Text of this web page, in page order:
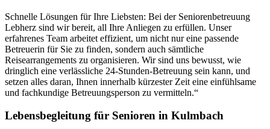
Schnelle Lösungen für Ihre Liebsten: Bei der Seniorenbetreuung
Lebherz sind wir bereit, all Ihre Anliegen zu erfüllen. Unser
erfahrenes Team arbeitet effizient, um nicht nur eine passende
Betreuerin für Sie zu finden, sondern auch sämtliche
Reisearrangements zu organisieren. Wir sind uns bewusst, wie
dringlich eine verlässliche 24-Stunden-Betreuung sein kann, und
setzen alles daran, Ihnen innerhalb kürzester Zeit eine einfühlsame
und fachkundige Betreuungsperson zu vermitteln.“
Lebensbegleitung für Senioren in Kulmbach